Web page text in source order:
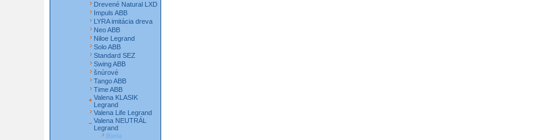
Drevené Natural LXD
Impuls ABB
LYRA imitácia dreva
Neo ABB
Niloe Legrand
Solo ABB
Standard SEZ
Swing ABB
šnúrové
Tango ABB
Time ABB
Valena KLASIK
Legrand
Valena Life Legrand
Valena NEUTRÁL
Legrand
Biela